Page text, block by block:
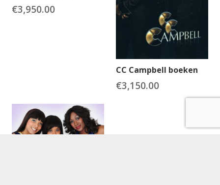
€3,950.00
CC Campbell boeken
€3,150.00